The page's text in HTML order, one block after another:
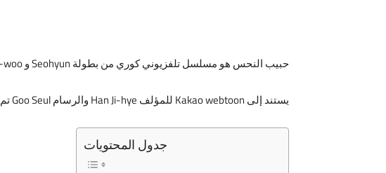
حبيب النحس هو مسلسل تلفزيوني كوري من بطولة Seohyun و Na In-woo و Jun Kwang-ryul و Yoon Ji-hye .
يستند إلى Kakao webtoon للمؤلف Han Ji-hye والرسام Goo Seul تم اذاعته لأول مرة على KBS2 في 15 يونيو 2022 كما يعرض يومي الأربعاء والخميس في تمام الساعة 21:50.
جدول المحتويات